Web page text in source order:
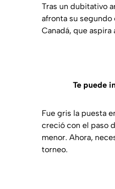
Tras un dubitativo
afronta su
Canadá, que
Te puede
Fue gris la puesta
creció con el paso
menor. Ahora,
torneo.